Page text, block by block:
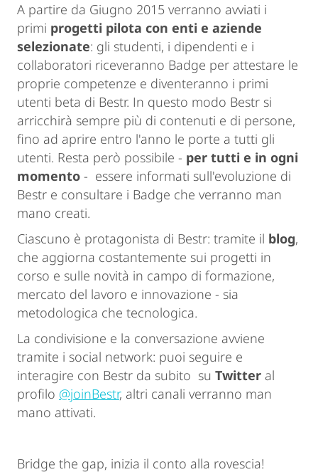
A partire da Giugno 2015 verranno avviati i
primi progetti pilota con enti e aziende
selezionate: gli studenti, i dipendenti e i
collaboratori riceveranno Badge per attestare le
proprie competenze e diventeranno i primi
utenti beta di Bestr. In questo modo Bestr si
arricchirà sempre più di contenuti e di persone,
fino ad aprire entro l'anno le porte a tutti gli
utenti. Resta però possibile - per tutti e in ogni
momento - essere informati sull'evoluzione di
Bestr e consultare i Badge che verranno man
mano creati.
Ciascuno è protagonista di Bestr: tramite il blog,
che aggiorna costantemente sui progetti in
corso e sulle novità in campo di formazione,
mercato del lavoro e innovazione - sia
metodologica che tecnologica.
La condivisione e la conversazione avviene
tramite i social network: puoi seguire e
interagire con Bestr da subito su Twitter al
profilo @joinBestr, altri canali verranno man
mano attivati.
Bridge the gap, inizia il conto alla rovescia!